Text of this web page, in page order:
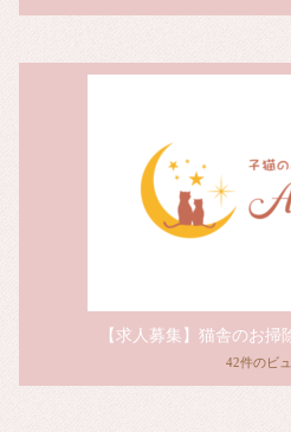
【求人募集】猫舎のお掃
42件のビ